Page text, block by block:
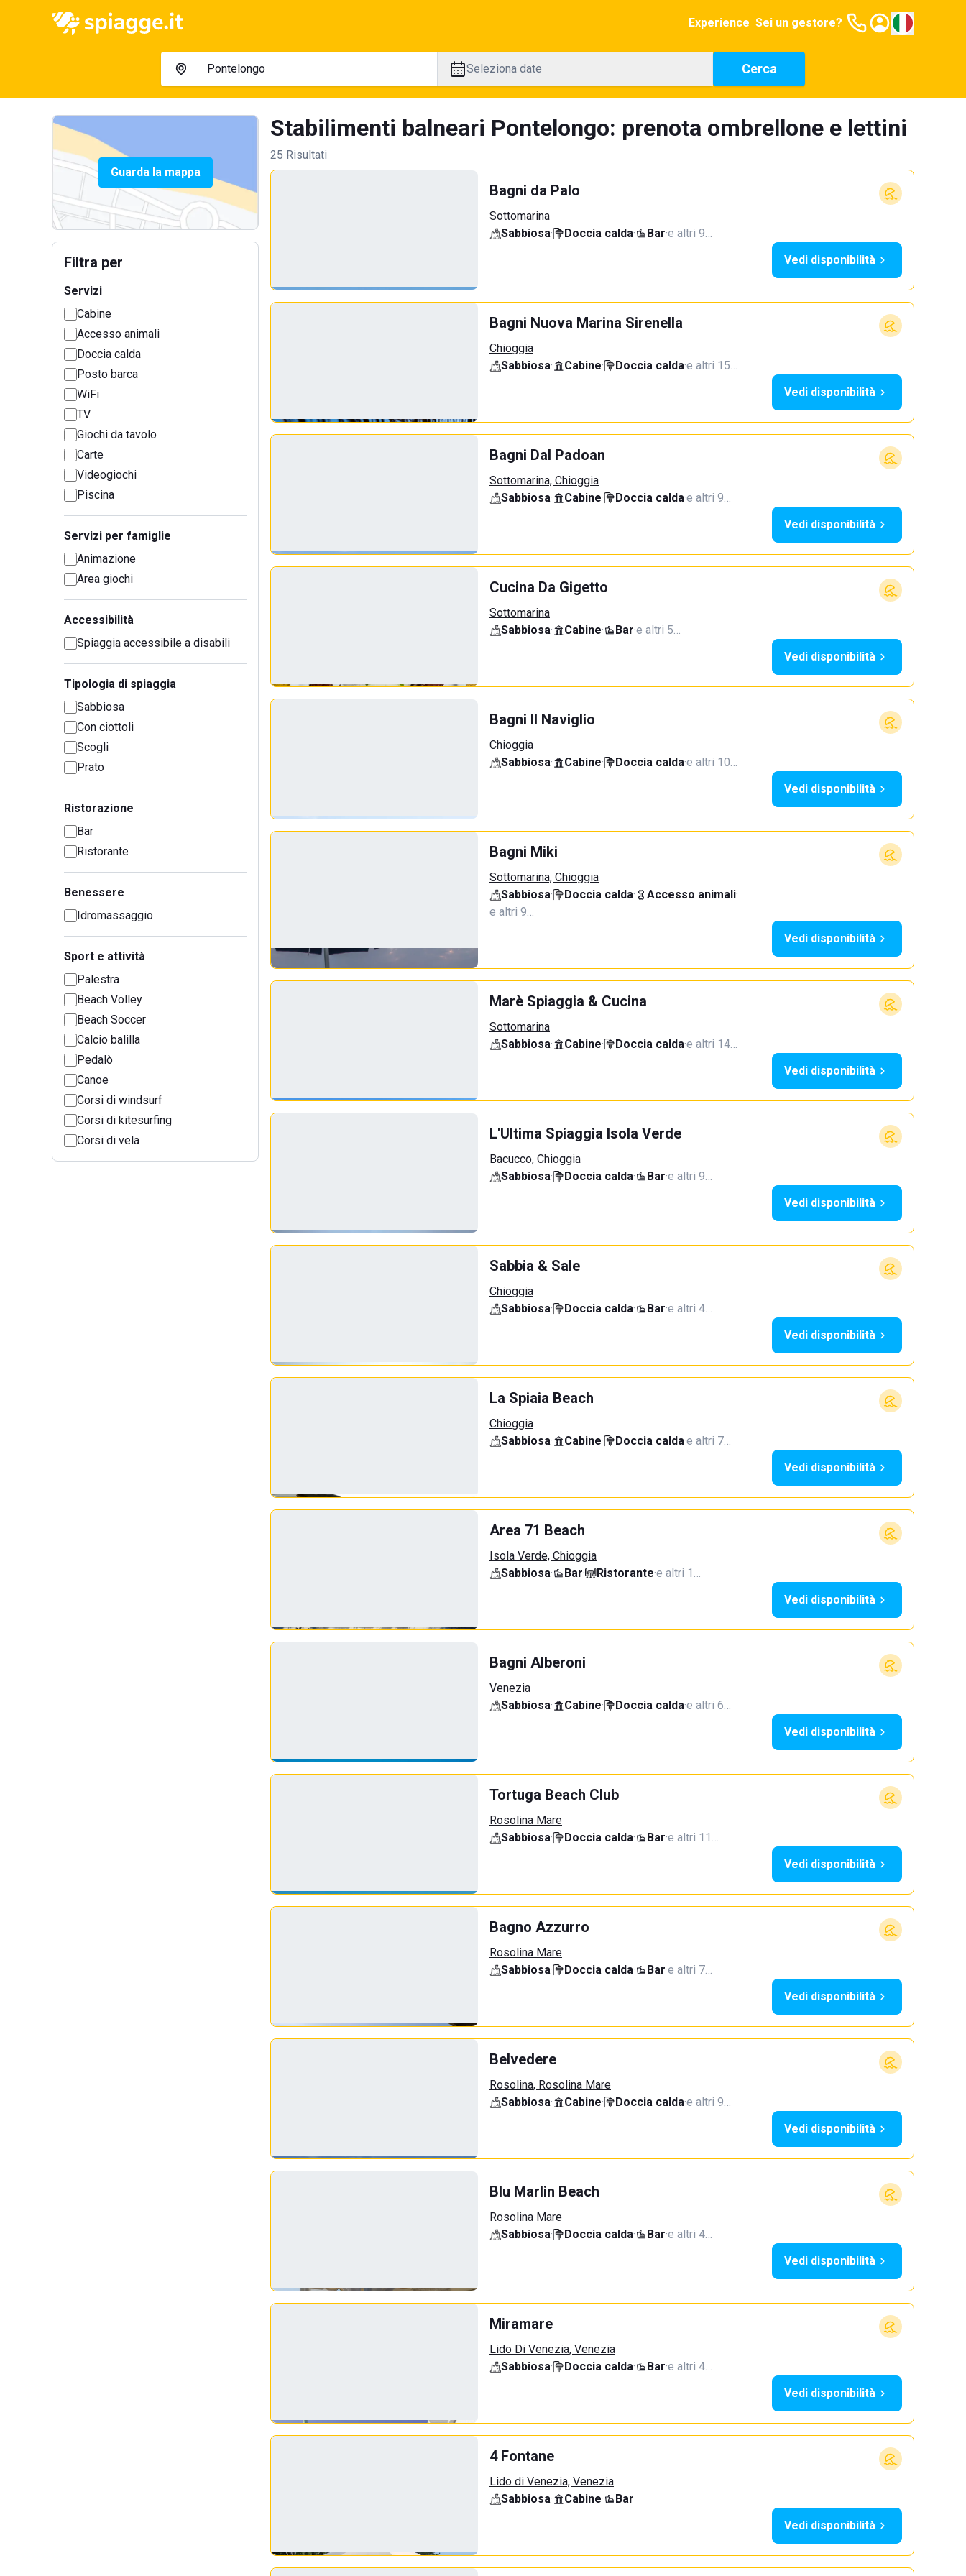
Experience Sei un gestore?
Seleziona date Cerca
Guarda la mappa
Filtra per
Servizi
Cabine
Accesso animali
Doccia calda
Posto barca
WiFi
TV
Giochi da tavolo
Carte
Videogiochi
Piscina
Servizi per famiglie
Animazione
Area giochi
Accessibilità
Spiaggia accessibile a disabili
Tipologia di spiaggia
Sabbiosa
Con ciottoli
Scogli
Prato
Ristorazione
Bar
Ristorante
Benessere
Idromassaggio
Sport e attività
Palestra
Beach Volley
Beach Soccer
Calcio balilla
Pedalò
Canoe
Corsi di windsurf
Corsi di kitesurfing
Corsi di vela
Stabilimenti balneari Pontelongo: prenota ombrellone e lettini
25 Risultati
Bagni da Palo
Sottomarina
Sabbiosa· Doccia calda· Bar·e altri 9…
Vedi disponibilità
Bagni Nuova Marina Sirenella
Chioggia
Sabbiosa· Cabine· Doccia calda·e altri 15…
Vedi disponibilità
Bagni Dal Padoan
Sottomarina, Chioggia
Sabbiosa· Cabine· Doccia calda·e altri 9…
Vedi disponibilità
Cucina Da Gigetto
Sottomarina
Sabbiosa· Cabine· Bar·e altri 5…
Vedi disponibilità
Bagni Il Naviglio
Chioggia
Sabbiosa· Cabine· Doccia calda·e altri 10…
Vedi disponibilità
Bagni Miki
Sottomarina, Chioggia
Sabbiosa· Doccia calda· Accesso animali·
e altri 9…
Vedi disponibilità
Marè Spiaggia & Cucina
Sottomarina
Sabbiosa· Cabine· Doccia calda·e altri 14…
Vedi disponibilità
L'Ultima Spiaggia Isola Verde
Bacucco, Chioggia
Sabbiosa· Doccia calda· Bar·e altri 9…
Vedi disponibilità
Sabbia & Sale
Chioggia
Sabbiosa· Doccia calda· Bar·e altri 4…
Vedi disponibilità
La Spiaia Beach
Chioggia
Sabbiosa· Cabine· Doccia calda·e altri 7…
Vedi disponibilità
Area 71 Beach
Isola Verde, Chioggia
Sabbiosa· Bar· Ristorante·e altri 1…
Vedi disponibilità
Bagni Alberoni
Venezia
Sabbiosa· Cabine· Doccia calda·e altri 6…
Vedi disponibilità
Tortuga Beach Club
Rosolina Mare
Sabbiosa· Doccia calda· Bar·e altri 11…
Vedi disponibilità
Bagno Azzurro
Rosolina Mare
Sabbiosa· Doccia calda· Bar·e altri 7…
Vedi disponibilità
Belvedere
Rosolina, Rosolina Mare
Sabbiosa· Cabine· Doccia calda·e altri 9…
Vedi disponibilità
Blu Marlin Beach
Rosolina Mare
Sabbiosa· Doccia calda· Bar·e altri 4…
Vedi disponibilità
Miramare
Lido Di Venezia, Venezia
Sabbiosa· Doccia calda· Bar·e altri 4…
Vedi disponibilità
4 Fontane
Lido di Venezia, Venezia
Sabbiosa· Cabine·
Bar
Vedi disponibilità